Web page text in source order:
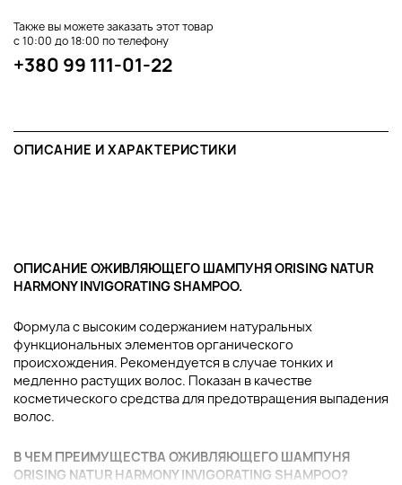
Также вы можете заказать этот товар
с 10:00 до 18:00 по телефону
+380 99 111-01-22
ОПИСАНИЕ И ХАРАКТЕРИСТИКИ
ОПИСАНИЕ ОЖИВЛЯЮЩЕГО ШАМПУНЯ ORISING NATUR
HARMONY INVIGORATING SHAMPOO.
Формула с высоким содержанием натуральных
функциональных элементов органического
происхождения. Рекомендуется в случае тонких и
медленно растущих волос. Показан в качестве
косметического средства для предотвращения выпадения
волос.
В ЧЕМ ПРЕИМУЩЕСТВА ОЖИВЛЯЮЩЕГО ШАМПУНЯ
ORISING NATUR HARMONY INVIGORATING SHAMPOO?